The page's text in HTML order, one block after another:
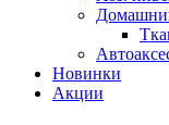
Новинки
Акции